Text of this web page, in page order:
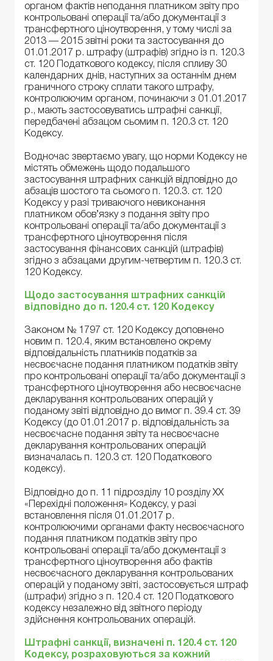
органом фактів неподання платником звіту про
контрольовані операції та/або документації з
трансфертного ціноутворення, у тому числі за
2013 — 2015 звітні роки та застосування до
01.01.2017 р. штрафу (штрафів) згідно із п. 120.3
ст. 120 Податкового кодексу, після спливу 30
календарних днів, наступних за останнім днем
граничного строку сплати такого штрафу,
контролюючим органом, починаючи з 01.01.2017
р., мають застосовуватись штрафні санкції,
передбачені абзацом сьомим п. 120.3 ст. 120
Кодексу.
Водночас звертаємо увагу, що норми Кодексу не
містять обмежень щодо подальшого
застосування штрафних санкцій відповідно до
абзаців шостого та сьомого п. 120.3. ст. 120
Кодексу у разі триваючого невиконання
платником обов’язку з подання звіту про
контрольовані операції та/або документації з
трансфертного ціноутворення після
застосування фінансових санкцій (штрафів)
згідно з абзацами другим-четвертим п. 120.3 ст.
120 Кодексу.
Щодо застосування штрафних санкцій
відповідно до п. 120.4 ст. 120 Кодексу
Законом № 1797 ст. 120 Кодексу доповнено
новим п. 120.4, яким встановлено окрему
відповідальність платників податків за
несвоєчасне подання платником податків звіту
про контрольовані операції та/або документації з
трансфертного ціноутворення або несвоєчасне
декларування контрольованих операцій у
поданому звіті відповідно до вимог п. 39.4 ст. 39
Кодексу (до 01.01.2017 р. відповідальність за
несвоєчасне подання звіту та несвоєчасне
декларування контрольованих операцій
визначалась п. 120.3 ст. 120 Податкового
кодексу).
Відповідно до п. 11 підрозділу 10 розділу ХХ
«Перехідні положення» Кодексу, у разі
встановлення після 01.01.2017 р.
контролюючими органами факту несвоєчасного
подання платником податків звіту про
контрольовані операції та/або документації з
трансфертного ціноутворення або фактів
несвоєчасного декларування контрольованих
операцій у поданому звіті, застосовується штраф
(штрафи) згідно з п. 120.4 ст. 120 Податкового
кодексу незалежно від звітного періоду
здійснення контрольованих операцій.
Штрафні санкції, визначені п. 120.4 ст. 120
Кодексу, розраховуються за кожний